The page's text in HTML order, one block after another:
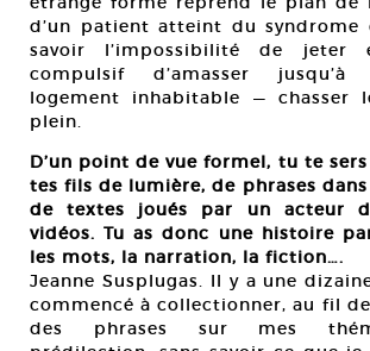
d’un patient atteint du syndrome
savoir l’impossibilité de jeter
compulsif d’amasser
logement inhabitable — chasser
plein.
D’un point de vue formel, tu te
tes fils de lumière, de phrases
de textes joués par un acteur
vidéos. Tu as donc une histoire
les mots, la narration, la fiction….
Jeanne Susplugas. Il y a une dizaine
commencé à collectionner, au fil
des phrases sur mes